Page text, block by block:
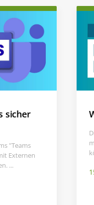
sicher
"Teams
Externen
...